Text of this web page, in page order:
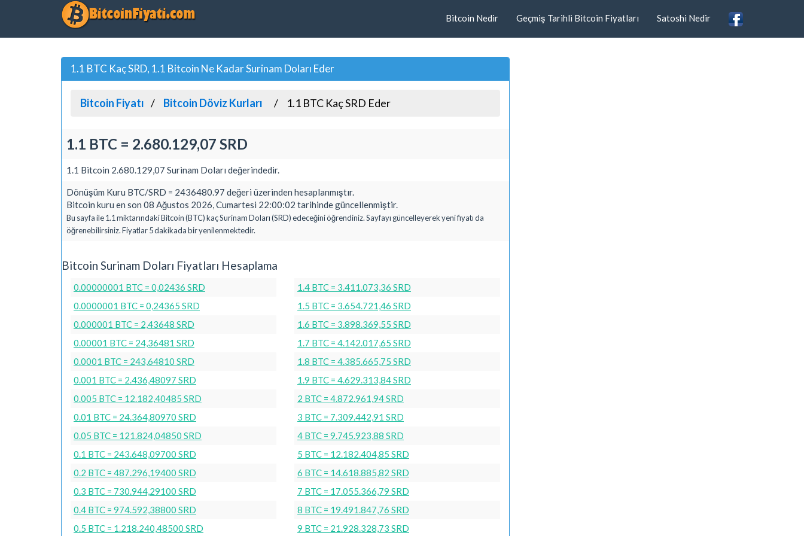
Bitcoin Nedir Geçmiş Tarihli Bitcoin Fiyatları Satoshi Nedir
1.1 BTC Kaç SRD, 1.1 Bitcoin Ne Kadar Surinam Doları Eder
Bitcoin Fiyatı Bitcoin Döviz Kurları 1.1 BTC Kaç SRD Eder
1.1 BTC = 2.680.129,07 SRD
1.1 Bitcoin 2.680.129,07 Surinam Doları değerindedir.
Dönüşüm Kuru BTC/SRD = 2436480.97 değeri üzerinden hesaplanmıştır.
Bitcoin kuru en son 08 Ağustos 2026, Cumartesi 22:00:02 tarihinde güncellenmiştir.
Bu sayfa ile 1.1 miktarındaki Bitcoin (BTC) kaç Surinam Doları (SRD) edeceğini öğrendiniz. Sayfayı güncelleyerek yeni fiyatı da
öğrenebilirsiniz. Fiyatlar 5 dakikada bir yenilenmektedir.
Bitcoin Surinam Doları Fiyatları Hesaplama
0.00000001 BTC = 0,02436 SRD
0.0000001 BTC = 0,24365 SRD
0.000001 BTC = 2,43648 SRD
0.00001 BTC = 24,36481 SRD
0.0001 BTC = 243,64810 SRD
0.001 BTC = 2.436,48097 SRD
0.005 BTC = 12.182,40485 SRD
0.01 BTC = 24.364,80970 SRD
0.05 BTC = 121.824,04850 SRD
0.1 BTC = 243.648,09700 SRD
0.2 BTC = 487.296,19400 SRD
0.3 BTC = 730.944,29100 SRD
0.4 BTC = 974.592,38800 SRD
0.5 BTC = 1.218.240,48500 SRD
1.4 BTC = 3.411.073,36 SRD
1.5 BTC = 3.654.721,46 SRD
1.6 BTC = 3.898.369,55 SRD
1.7 BTC = 4.142.017,65 SRD
1.8 BTC = 4.385.665,75 SRD
1.9 BTC = 4.629.313,84 SRD
2 BTC = 4.872.961,94 SRD
3 BTC = 7.309.442,91 SRD
4 BTC = 9.745.923,88 SRD
5 BTC = 12.182.404,85 SRD
6 BTC = 14.618.885,82 SRD
7 BTC = 17.055.366,79 SRD
8 BTC = 19.491.847,76 SRD
9 BTC = 21.928.328,73 SRD